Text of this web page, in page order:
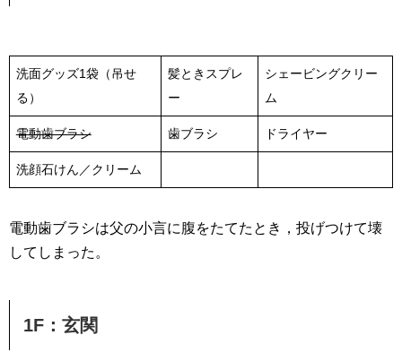
洗面グッズ1袋（吊せ
る）
髪ときスプレ
ー
シェービングクリー
ム
電動歯ブラシ 歯ブラシ ドライヤー
洗顔石けん／クリーム
電動歯ブラシは父の小言に腹をたてたとき，投げつけて壊
してしまった。
1F：玄関